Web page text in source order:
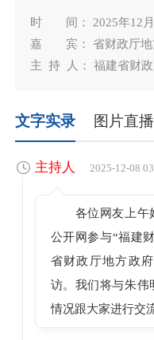
时 间： 2025年12月
嘉 宾： 省财
主 持 人： 福建
文字实录 图片直播
主持人 2025-12-08
各位网友上午
公开网参与“福建
省财政厅地方政
访。我们将与朱伟
情况跟大家进行交